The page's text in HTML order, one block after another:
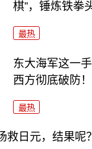
棋”，锤炼铁拳
最热
东大海军这一
西方彻底破防！
最热
救日元，结果呢